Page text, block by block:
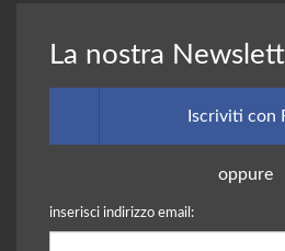
La nostra
Iscriviti con
oppure
inserisci indirizzo email: